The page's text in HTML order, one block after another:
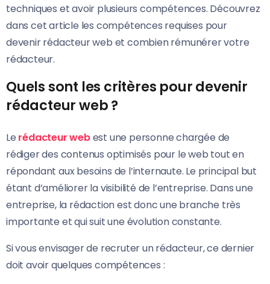
techniques et avoir plusieurs compétences. Découvrez
dans cet article les compétences requises pour
devenir rédacteur web et combien rémunérer votre
rédacteur.
Quels sont les critères pour devenir
rédacteur web ?
Le rédacteur webest une personne chargée de
rédiger des contenus optimisés pour le web tout en
répondant aux besoins de l’internaute. Le principal but
étant d’améliorer la visibilité de l’entreprise. Dans une
entreprise, la rédaction est donc une branche très
importante et qui suit une évolution constante.
Si vous envisager de recruter un rédacteur, ce dernier
doit avoir quelques compétences :